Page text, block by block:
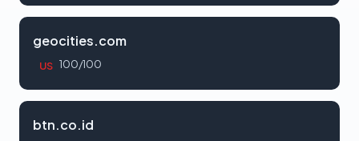
geocities.com
US 100/100
btn.co.id